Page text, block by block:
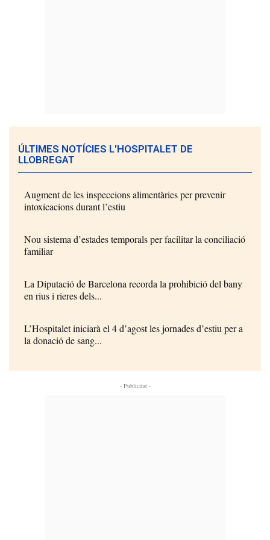
ÚLTIMES NOTÍCIES L'HOSPITALET DE
LLOBREGAT
Augment de les inspeccions alimentàries per prevenir
intoxicacions durant l’estiu
Nou sistema d’estades temporals per facilitar la conciliació
familiar
La Diputació de Barcelona recorda la prohibició del bany
en rius i rieres dels...
L’Hospitalet iniciarà el 4 d’agost les jornades d’estiu per a
la donació de sang...
- Publicitat -